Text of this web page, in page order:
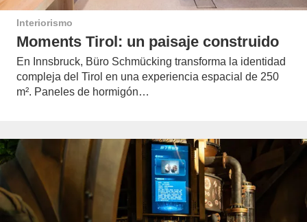
Interiorismo
Moments Tirol: un paisaje construido
En Innsbruck, Büro Schmücking transforma la identidad
compleja del Tirol en una experiencia espacial de 250
m². Paneles de hormigón…